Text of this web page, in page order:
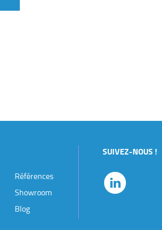
Références
Showroom
Blog
SUIVEZ-NOUS !